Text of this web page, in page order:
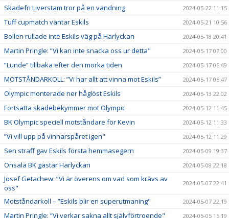
Skadefri Liverstam tror på en vändning 2024-05-22 11:15
Tuff cupmatch väntar Eskils 2024-05-21 10:56
Bollen rullade inte Eskils väg på Harlyckan 2024-05-18 20:41
Martin Pringle: ”Vi kan inte snacka oss ur detta" 2024-05-17 07:00
”Lunde” tillbaka efter den mörka tiden 2024-05-17 06:49
MOTSTÅNDARKOLL: ”Vi har allt att vinna mot Eskils” 2024-05-17 06:47
Olympic monterade ner håglöst Eskils 2024-05-13 22:02
Fortsatta skadebekymmer mot Olympic 2024-05-12 11:45
BK Olympic speciell motståndare för Kevin 2024-05-12 11:33
”Vi vill upp på vinnarspåret igen" 2024-05-12 11:29
Sen straff gav Eskils första hemmasegern 2024-05-09 19:37
Onsala BK gästar Harlyckan 2024-05-08 22:18
Josef Getachew: ”Vi är överens om vad som krävs av
oss"
2024-05-07 22:41
Motståndarkoll – ”Eskils blir en superutmaning" 2024-05-07 22:19
Martin Pringle: ”Vi verkar sakna allt självförtroende" 2024-05-05 15:19